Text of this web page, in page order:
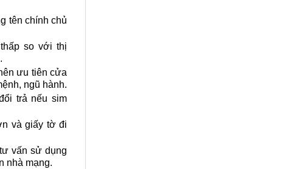
tên chính chủ
so với thị
ưu tiên cửa
ngũ hành.
trả nếu sim
và giấy tờ đi
vấn sử dụng
nhà mạng.